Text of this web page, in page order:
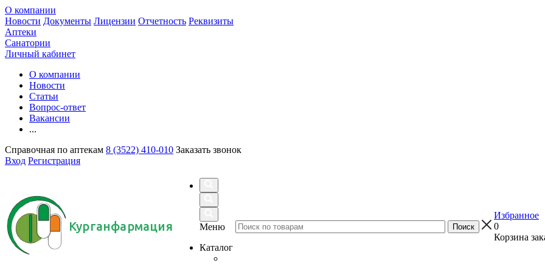
О компании
Новости Документы Лицензии Отчетность Реквизиты
Аптеки
Санатории
Личный кабинет
О компании
Новости
Статьи
Вопрос-ответ
Вакансии
...
Справочная по аптекам 8 (3522) 410-010 Заказать звонок
Вход Регистрация
Курганфармация
Меню
Каталог
Избранное
0
Корзина